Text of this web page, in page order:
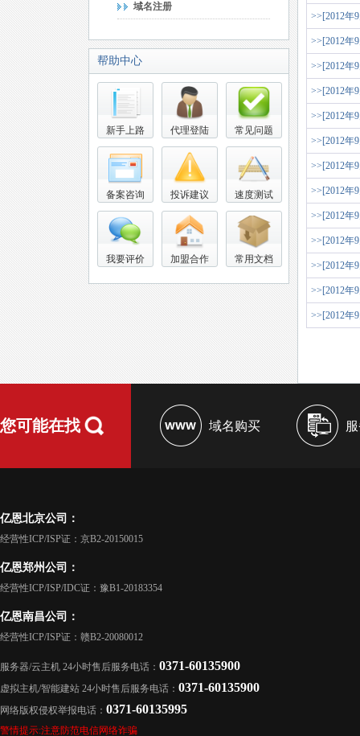
域名注册
帮助中心
新手上路 代理登陆 常见问题
备案咨询 投诉建议 速度测试
我要评价 加盟合作 常用文档
>>[2012年
>>[2012年
>>[2012年
>>[2012年
>>[2012年
>>[2012年
>>[2012年
>>[2012年
>>[2012年
>>[2012年
>>[2012年
>>[2012年
>>[2012年
您可能在找 域名购买
亿恩北京公司：
经营性ICP/ISP证：京B2-20150015
亿恩郑州公司：
经营性ICP/ISP/IDC证：豫B1-20183354
亿恩南昌公司：
经营性ICP/ISP证：赣B2-20080012
服务器/云主机 24小时售后服务电话： 0371-60135900
虚拟主机/智能建站 24小时售后服务电话： 0371-60135900
网络版权侵权举报电话： 0371-60135995
警情提示:注意防范电信网络诈骗